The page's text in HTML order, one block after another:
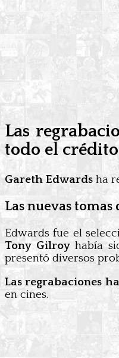
Las
todo el
Gareth Edwardsha
Las nuevas tomas
Edwards fue el
Tony Gilroyhabía
presentó diversos
Las regrabaciones
en cines.